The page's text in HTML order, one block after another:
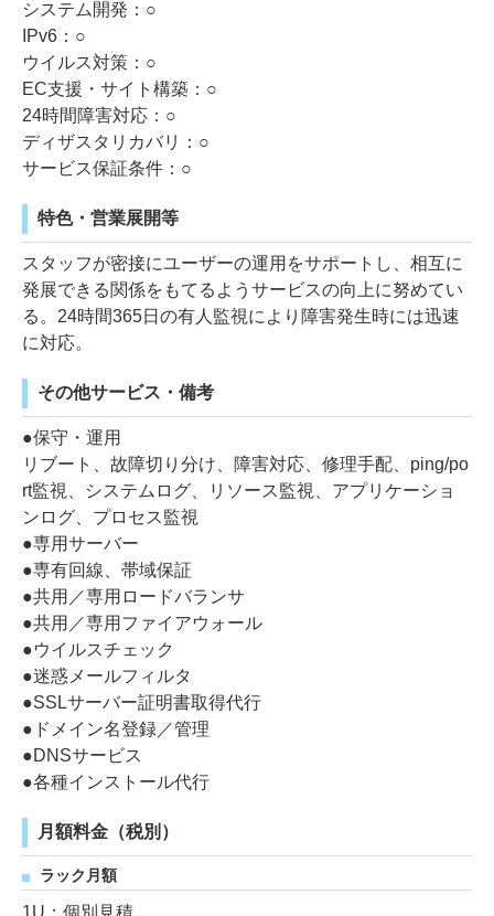
システム開発：○
IPv6：○
ウイルス対策：○
EC支援・サイト構築：○
24時間障害対応：○
ディザスタリカバリ：○
サービス保証条件：○
特色・営業展開等
スタッフが密接にユーザーの運用をサポートし、相互に
発展できる関係をもてるようサービスの向上に努めてい
る。24時間365日の有人監視により障害発生時には迅速
に対応。
その他サービス・備考
●保守・運用
リブート、故障切り分け、障害対応、修理手配、ping/po
rt監視、システムログ、リソース監視、アプリケーショ
ンログ、プロセス監視
●専用サーバー
●専有回線、帯域保証
●共用／専用ロードバランサ
●共用／専用ファイアウォール
●ウイルスチェック
●迷惑メールフィルタ
●SSLサーバー証明書取得代行
●ドメイン名登録／管理
●DNSサービス
●各種インストール代行
月額料金（税別）
ラック月額